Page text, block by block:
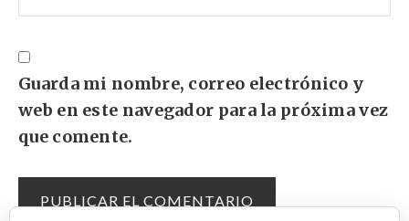
Guarda mi nombre, correo electrónico y
web en este navegador para la próxima vez
que comente.